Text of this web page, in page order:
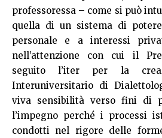
professoressa – come si può
quella di un sistema di
personale e a interessi
nell’attenzione con cui il
seguito l’iter per la
Interuniversitario di
viva sensibilità verso fini di
l’impegno perché i processi
condotti nel rigore delle